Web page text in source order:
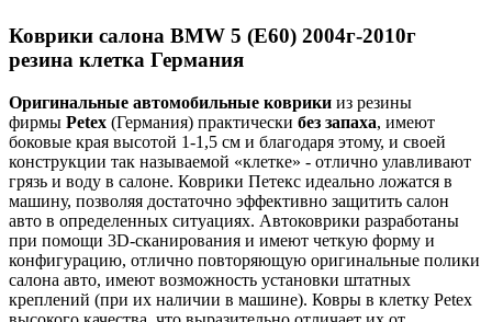
Коврики салона BMW 5 (E60) 2004г-2010г
резина клетка Германия
Оригинальные автомобильные коврики из резины
фирмы Petex (Германия) практически без запаха, имеют
боковые края высотой 1-1,5 см и благодаря этому, и своей
конструкции так называемой «клетке» - отлично улавливают
грязь и воду в салоне. Коврики Петекс идеально ложатся в
машину, позволяя достаточно эффективно защитить салон
авто в определенных ситуациях. Автоковрики разработаны
при помощи 3D-сканирования и имеют четкую форму и
конфигурацию, отлично повторяющую оригинальные полики
салона авто, имеют возможность установки штатных
креплений (при их наличии в машине). Ковры в клетку Petex